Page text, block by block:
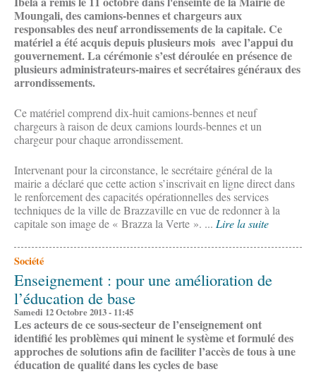
Moungali, des camions-bennes et chargeurs aux
responsables des neuf arrondissements de la capitale. Ce
matériel a été acquis depuis plusieurs mois avec l’appui du
gouvernement. La cérémonie s’est déroulée en présence de
plusieurs administrateurs-maires et secrétaires généraux des
arrondissements.
Ce matériel comprend dix-huit camions-bennes et neuf
chargeurs à raison de deux camions lourds-bennes et un
chargeur pour chaque arrondissement.
Intervenant pour la circonstance, le secrétaire général de la
mairie a déclaré que cette action s’inscrivait en ligne direct dans
le renforcement des capacités opérationnelles des services
techniques de la ville de Brazzaville en vue de redonner à la
capitale son image de « Brazza la Verte ». ... Lire la suite
Société
Enseignement : pour une amélioration de
l’éducation de base
Samedi 12 Octobre 2013 - 11:45
Les acteurs de ce sous-secteur de l’enseignement ont
identifié les problèmes qui minent le système et formulé des
approches de solutions afin de faciliter l’accès de tous à une
éducation de qualité dans les cycles de base